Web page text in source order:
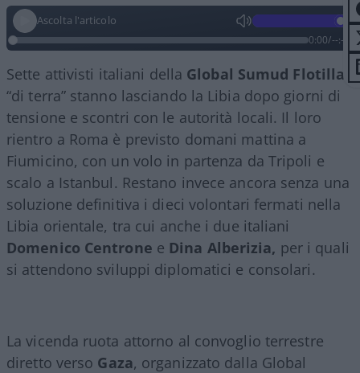
Ascolta l'articolo
0:00/--:--
Sette attivisti italiani della Global Sumud Flotilla
“di terra” stanno lasciando la Libia dopo giorni di
tensione e scontri con le autorità locali. Il loro
rientro a Roma è previsto domani mattina a
Fiumicino, con un volo in partenza da Tripoli e
scalo a Istanbul. Restano invece ancora senza una
soluzione definitiva i dieci volontari fermati nella
Libia orientale, tra cui anche i due italiani
Domenico Centrone e Dina Alberizia, per i quali
si attendono sviluppi diplomatici e consolari.
La vicenda ruota attorno al convoglio terrestre
diretto verso Gaza, organizzato dalla Global